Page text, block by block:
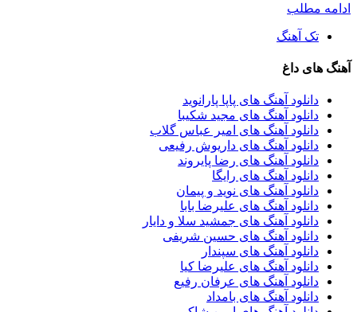
ادامه مطلب
تک آهنگ
آهنگ های داغ
دانلود آهنگ های پاپا پارانوید
دانلود آهنگ های مجید شکیبا
دانلود آهنگ های امیر عباس گلاب
دانلود آهنگ های داریوش رفیعی
دانلود آهنگ های رضا پایروند
دانلود آهنگ های رایگا
دانلود آهنگ های نوید و پیمان
دانلود آهنگ های علیرضا بابا
دانلود آهنگ های جمشید سلا و دایار
دانلود آهنگ های حسین شریفی
دانلود آهنگ های سپندار
دانلود آهنگ های علیرضا کیا
دانلود آهنگ های عرفان رفیع
دانلود آهنگ های بامداد